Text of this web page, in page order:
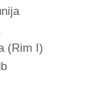
(Rim I)